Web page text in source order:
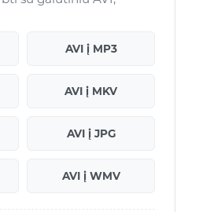
AVI į MP3
AVI į MKV
AVI į JPG
AVI į WMV